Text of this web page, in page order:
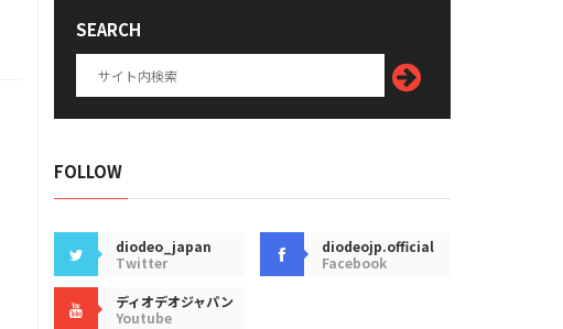
SEARCH
FOLLOW
diodeo_japan
Twitter
diodeojp.official
Facebook
ディオデオジャパン
Youtube